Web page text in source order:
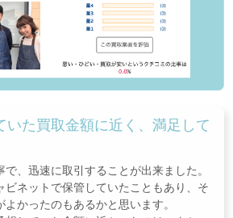
いた買取金額に近く、満足して
で、迅速に取引することが出来ました。
ビネットで保管していたこともあり、そ
よかったのもあるかと思います。